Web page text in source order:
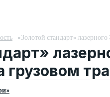
«Золотой стандарт»